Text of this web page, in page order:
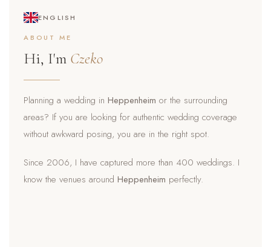
ENGLISH
ABOUT ME
Hi, I'm Czeko
Planning a wedding in Heppenheim or the surrounding
areas? If you are looking for authentic wedding coverage
without awkward posing, you are in the right spot.
Since 2006, I have captured more than 400 weddings. I
know the venues around Heppenheim perfectly.